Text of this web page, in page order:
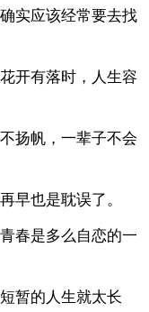
实应该经常要去找
开有落时，人生容
扬帆，一辈子不会
早也是耽误了。
春是多么自恋的一
暂的人生就太长